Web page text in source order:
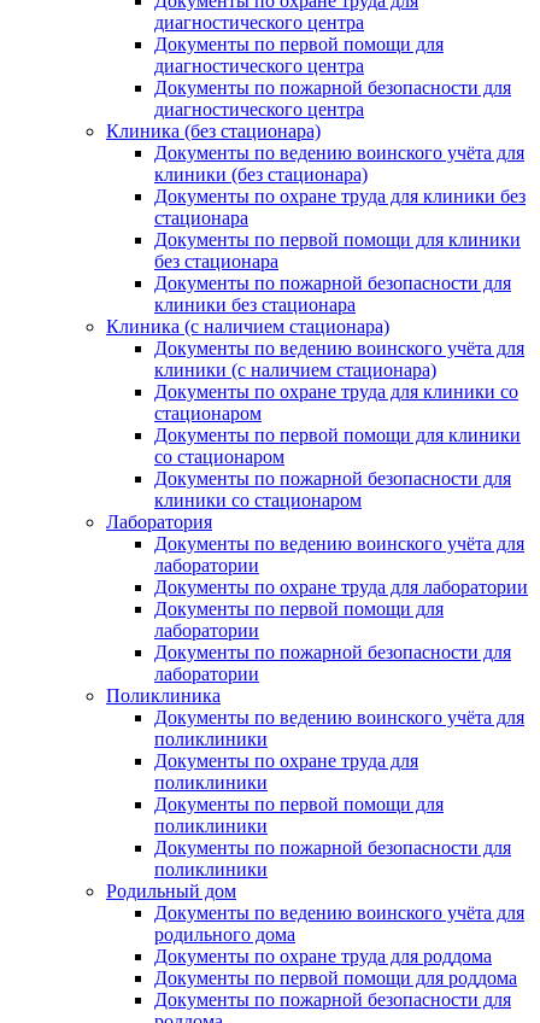
диагностического центра
Документы по первой помощи для
диагностического центра
Документы по пожарной безопасности для
диагностического центра
Клиника (без стационара)
Документы по ведению воинского учёта для
клиники (без стационара)
Документы по охране труда для клиники без
стационара
Документы по первой помощи для клиники
без стационара
Документы по пожарной безопасности для
клиники без стационара
Клиника (с наличием стационара)
Документы по ведению воинского учёта для
клиники (с наличием стационара)
Документы по охране труда для клиники со
стационаром
Документы по первой помощи для клиники
со стационаром
Документы по пожарной безопасности для
клиники со стационаром
Лаборатория
Документы по ведению воинского учёта для
лаборатории
Документы по охране труда для лаборатории
Документы по первой помощи для
лаборатории
Документы по пожарной безопасности для
лаборатории
Поликлиника
Документы по ведению воинского учёта для
поликлиники
Документы по охране труда для
поликлиники
Документы по первой помощи для
поликлиники
Документы по пожарной безопасности для
поликлиники
Родильный дом
Документы по ведению воинского учёта для
родильного дома
Документы по охране труда для роддома
Документы по первой помощи для роддома
Документы по пожарной безопасности для